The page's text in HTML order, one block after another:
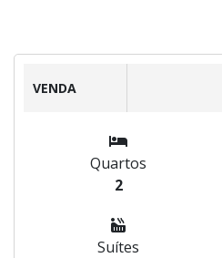
VENDA
Quartos
2
Suítes